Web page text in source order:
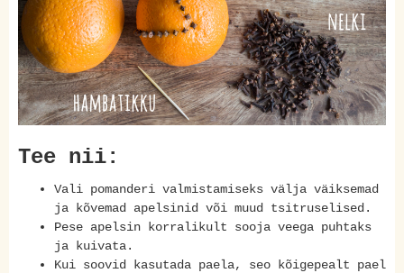
Tee nii:
Vali pomanderi valmistamiseks välja väiksemad
ja kõvemad apelsinid või muud tsitruselised.
Pese apelsin korralikult sooja veega puhtaks
ja kuivata.
Kui soovid kasutada paela, seo kõigepealt pael